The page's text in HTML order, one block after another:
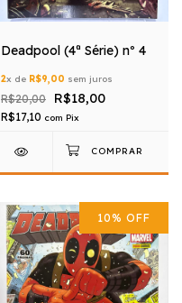
Deadpool (4ª Série) nº 4
2x de R$9,00 sem juros
R$20,00 R$18,00
R$17,10 com Pix
10% OFF